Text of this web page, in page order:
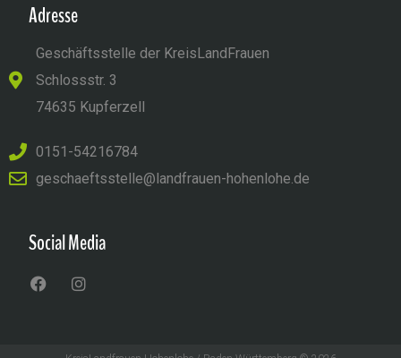
Adresse
Geschäftsstelle der KreisLandFrauen
Schlossstr. 3
74635 Kupferzell
0151-54216784
geschaeftsstelle@landfrauen-hohenlohe.de
Social Media